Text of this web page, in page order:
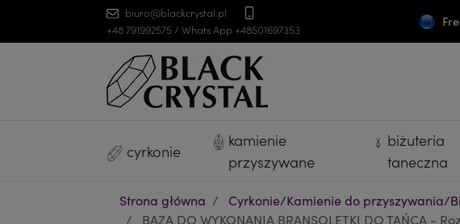
biuro@blackcrystal.pl
+48 791992575 / Whats App +48501697353
cyrkonie
kamienie
przyszywane
biżuteria
taneczna
Strona główna Cyrkonie/Kamienie do przyszywania/
BAZA DO WYKONANIA BRANSOLETKI DO TAŃCA -